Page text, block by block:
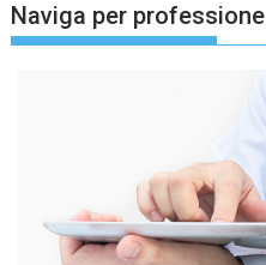
Naviga per professione